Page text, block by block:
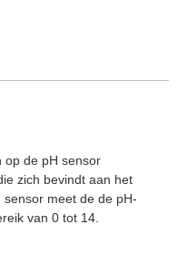
op de pH sensor
zich bevindt aan het
meet de de pH-
van 0 tot 14.